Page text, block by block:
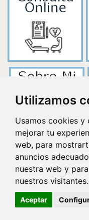
Utilizamos
Usamos cookies y
mejorar tu
web, para
anuncios
nuestra web y
nuestros visitantes.
Aceptar